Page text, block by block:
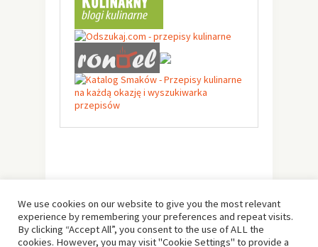
We use cookies on our website to give you the most relevant
experience by remembering your preferences and repeat visits.
By clicking “Accept All”, you consent to the use of ALL the
cookies. However, you may visit "Cookie Settings" to provide a